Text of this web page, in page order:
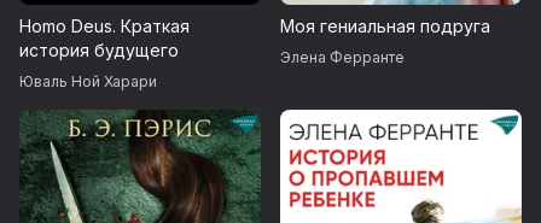
Homo Deus. Краткая
история будущего
Юваль Ной Харари
Моя гениальная подруга
Элена Ферранте